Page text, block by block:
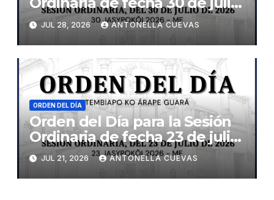
de 2026
JUL 28, 2026 ANTONELLA CUEVAS
ORDEN DEL DÍA
Orden del Día para la Sesión
Ordinaria de fecha 23 de julio
de 2026
JUL 21, 2026 ANTONELLA CUEVAS